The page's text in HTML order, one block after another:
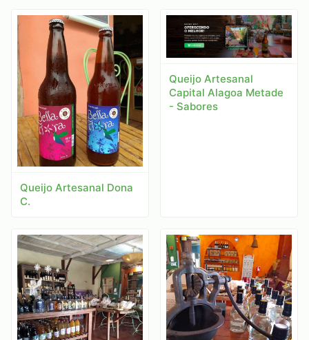
Queijo Artesanal Dona
C.
Queijo Artesanal
Capital Alagoa Metade
- Sabores